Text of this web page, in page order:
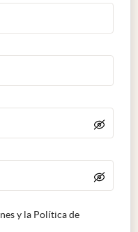
y la Política de